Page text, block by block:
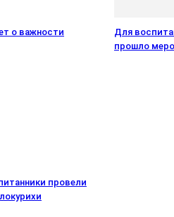
о важности
Для
прошло
провели